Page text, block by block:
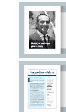
SCUOLA DI
alle 0.0.